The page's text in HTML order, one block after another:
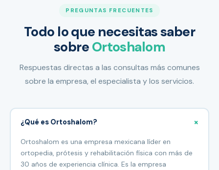
PREGUNTAS FRECUENTES
Todo lo que necesitas saber
sobre Ortoshalom
Respuestas directas a las consultas más comunes
sobre la empresa, el especialista y los servicios.
¿Qué es Ortoshalom? +
Ortoshalom es una empresa mexicana líder en
ortopedia, prótesis y rehabilitación física con más de
30 años de experiencia clínica. Es la empresa